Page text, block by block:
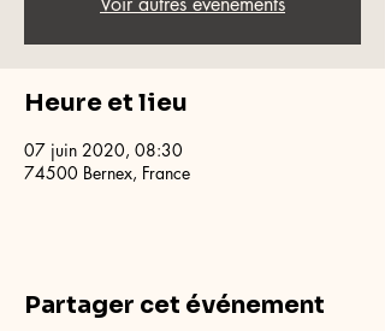
Heure et lieu
07 juin 2020, 08:30
74500 Bernex, France
Partager cet événement